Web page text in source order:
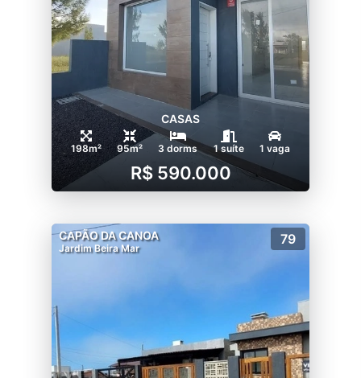
CASAS
198m² 95m² 3 dorms 1 suíte 1 vaga
R$ 590.000
CAPÃO DA CANOA
Jardim Beira Mar
79